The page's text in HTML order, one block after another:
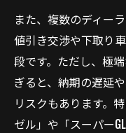
また、複数のディー
値引き交渉や下取り
段です。ただし、極
ぎると、納期の遅延
リスクもあります。
ゼル」や「スーパー